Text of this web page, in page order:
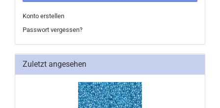
Konto erstellen
Passwort vergessen?
Zuletzt angesehen